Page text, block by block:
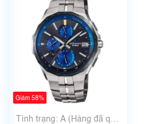
Giảm 58%
Tình trạng: A (Hàng đã qua